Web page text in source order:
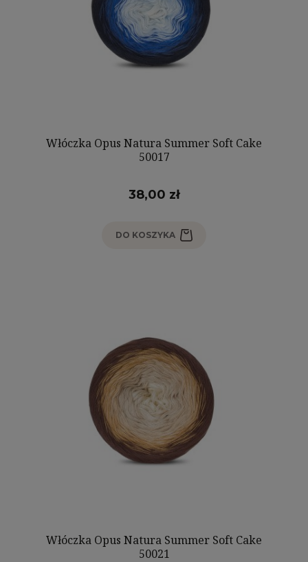
Włóczka Opus Natura Summer Soft Cake
50017
38,00 zł
DO KOSZYKA
Włóczka Opus Natura Summer Soft Cake
50021